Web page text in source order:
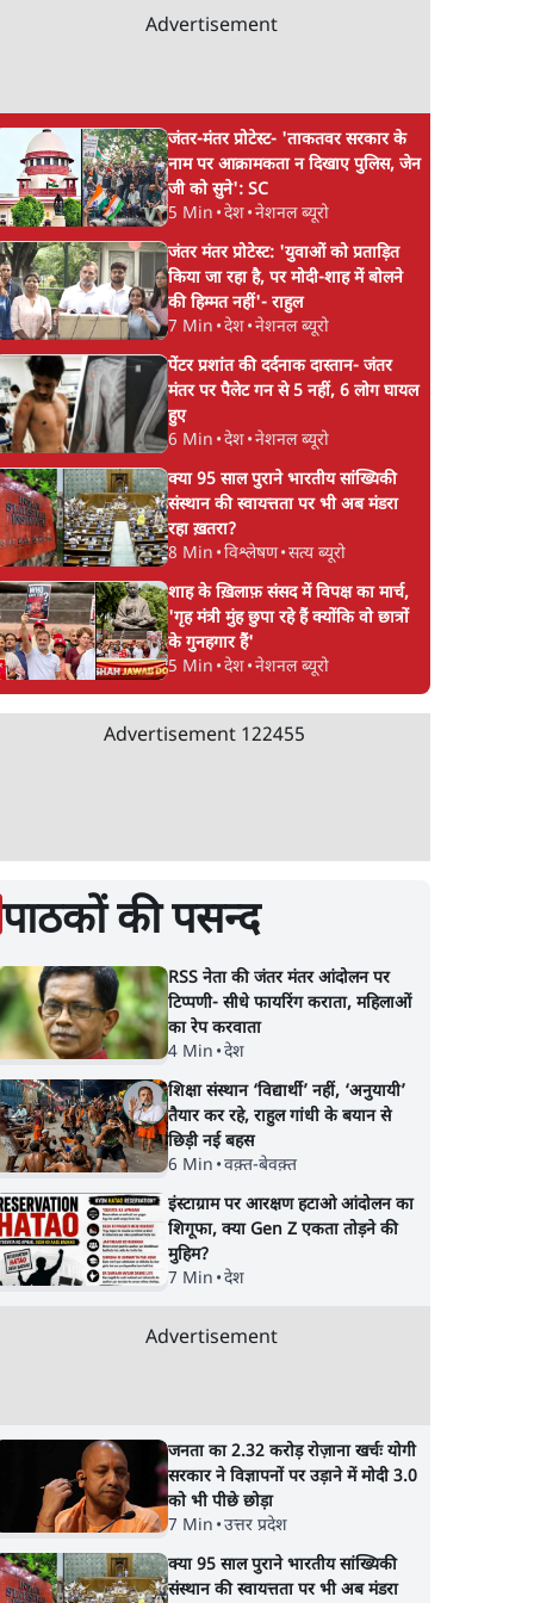
Advertisement
जंतर-मंतर प्रोटेस्ट- 'ताकतवर सरकार के
नाम पर आक्रामकता न दिखाए पुलिस, जेन
जी को सुने': SC
5 Min •देश•नेशनल ब्यूरो
जंतर मंतर प्रोटेस्ट: 'युवाओं को प्रताड़ित
किया जा रहा है, पर मोदी-शाह में बोलने
की हिम्मत नहीं'- राहुल
7 Min •देश•नेशनल ब्यूरो
पेंटर प्रशांत की दर्दनाक दास्तान- जंतर
मंतर पर पैलेट गन से 5 नहीं, 6 लोग घायल
हुए
6 Min •देश•नेशनल ब्यूरो
क्या 95 साल पुराने भारतीय सांख्यिकी
संस्थान की स्वायत्तता पर भी अब मंडरा
रहा ख़तरा?
8 Min •विश्लेषण•सत्य ब्यूरो
शाह के ख़िलाफ़ संसद में विपक्ष का मार्च,
'गृह मंत्री मुंह छुपा रहे हैं क्योंकि वो छात्रों
के गुनहगार हैं'
5 Min •देश•नेशनल ब्यूरो
Advertisement 122455
पाठकों की पसन्द
RSS नेता की जंतर मंतर आंदोलन पर
टिप्पणी- सीधे फायरिंग कराता, महिलाओं
का रेप करवाता
4 Min •देश
शिक्षा संस्थान ‘विद्यार्थी’ नहीं, ‘अनुयायी’
तैयार कर रहे, राहुल गांधी के बयान से
छिड़ी नई बहस
6 Min •वक़्त-बेवक़्त
इंस्टाग्राम पर आरक्षण हटाओ आंदोलन का
शिगूफा, क्या Gen Z एकता तोड़ने की
मुहिम?
7 Min •देश
Advertisement
जनता का 2.32 करोड़ रोज़ाना खर्चः योगी
सरकार ने विज्ञापनों पर उड़ाने में मोदी 3.0
को भी पीछे छोड़ा
7 Min •उत्तर प्रदेश
क्या 95 साल पुराने भारतीय सांख्यिकी
संस्थान की स्वायत्तता पर भी अब मंडरा